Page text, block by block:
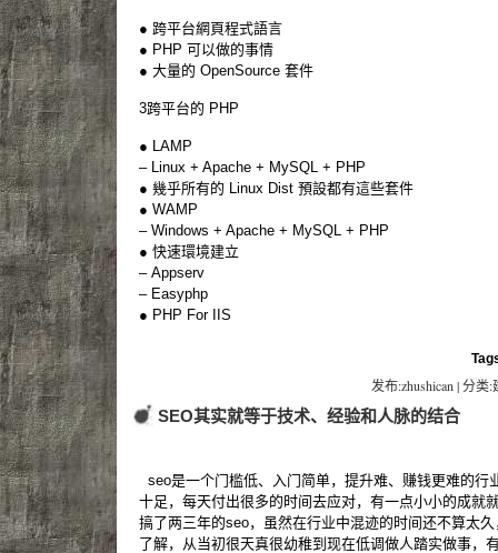
● 跨平台網頁程式語言
● PHP 可以做的事情
● 大量的 OpenSource 套件
3跨平台的 PHP
● LAMP
– Linux + Apache + MySQL + PHP
● 幾乎所有的 Linux Dist 預設都有這些套件
● WAMP
– Windows + Apache + MySQL + PHP
● 快速環境建立
– Appserv
– Easyphp
● PHP For IIS
发布:zhushican | 分类
SEO其实就等于技术、经验和人脉的结合
seo是一个门槛低、入门简单，提升难、赚钱更难的行
十足，每天付出很多的时间去应对，有一点小小的成就
搞了两三年的seo，虽然在行业中混迹的时间还不算太
了解，从当初很天真很幼稚到现在低调做人踏实做事，